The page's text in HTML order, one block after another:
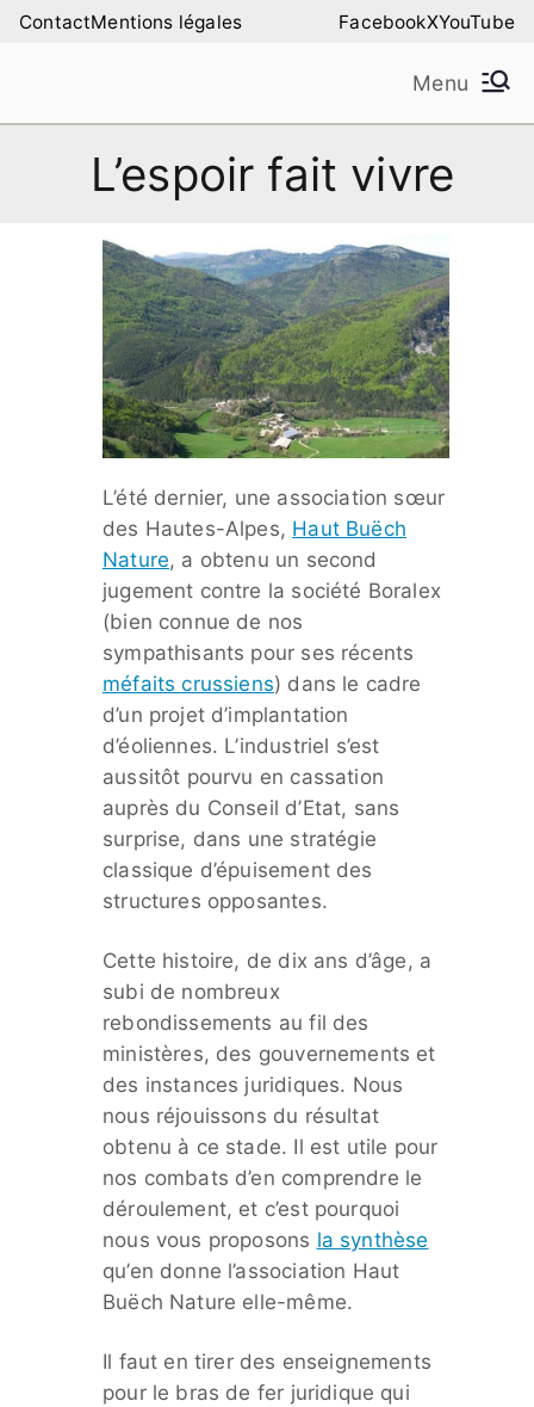
AllerContactMentions légales FacebookXYouTube
Amilure – Les Amis
de la Montagne de
Lure
Menu
L’espoir fait vivre
L’été dernier, une association sœur
des Hautes-Alpes, Haut Buëch
Nature, a obtenu un second
jugement contre la société Boralex
(bien connue de nos
sympathisants pour ses récents
méfaits crussiens) dans le cadre
d’un projet d’implantation
d’éoliennes. L’industriel s’est
aussitôt pourvu en cassation
auprès du Conseil d’Etat, sans
surprise, dans une stratégie
classique d’épuisement des
structures opposantes.
Cette histoire, de dix ans d’âge, a
subi de nombreux
rebondissements au fil des
ministères, des gouvernements et
des instances juridiques. Nous
nous réjouissons du résultat
obtenu à ce stade. Il est utile pour
nos combats d’en comprendre le
déroulement, et c’est pourquoi
nous vous proposons la synthèse
qu’en donne l’association Haut
Buëch Nature elle-même.
Il faut en tirer des enseignements
pour le bras de fer juridique qui